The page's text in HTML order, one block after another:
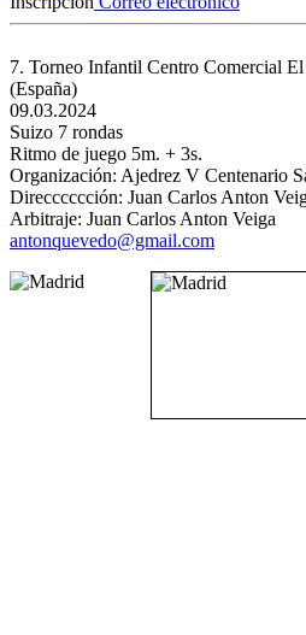
7. Torneo Infantil Centro Comercial
(España)
09.03.2024
Suizo 7 rondas
Ritmo de juego 5m. + 3s.
Organización: Ajedrez V Centenario
Direcccccción: Juan Carlos Anton
Arbitraje: Juan Carlos Anton Veiga
antonquevedo@gmail.com